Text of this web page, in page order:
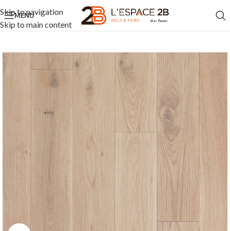
Skip to navigation
Skip to main content
MENU